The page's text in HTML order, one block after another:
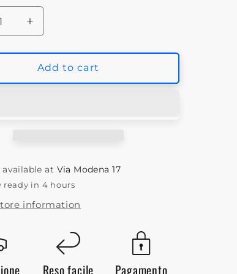
Increase
quantity
for
CMP
Pantaloni
U423
Add to cart
available at Via Modena 17
ready in 4 hours
information
Reso facile
Pagamento